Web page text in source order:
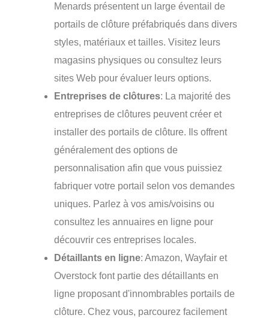
Menards présentent un large éventail de
portails de clôture préfabriqués dans divers
styles, matériaux et tailles. Visitez leurs
magasins physiques ou consultez leurs
sites Web pour évaluer leurs options.
Entreprises de clôtures: La majorité des
entreprises de clôtures peuvent créer et
installer des portails de clôture. Ils offrent
généralement des options de
personnalisation afin que vous puissiez
fabriquer votre portail selon vos demandes
uniques. Parlez à vos amis/voisins ou
consultez les annuaires en ligne pour
découvrir ces entreprises locales.
Détaillants en ligne: Amazon, Wayfair et
Overstock font partie des détaillants en
ligne proposant d'innombrables portails de
clôture. Chez vous, parcourez facilement